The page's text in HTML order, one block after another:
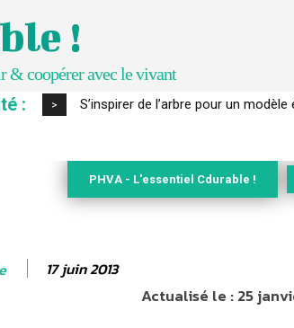
!
& coopérer avec le vivant
: > IPBES : le « GIEC de la biodiversité
PHVA - L'essentiel Cdurable !
17 juin 2013
Actualisé le :25